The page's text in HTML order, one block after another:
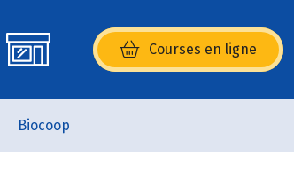
Courses en ligne
(s’ouvre dans une nouvelle
Biocoop